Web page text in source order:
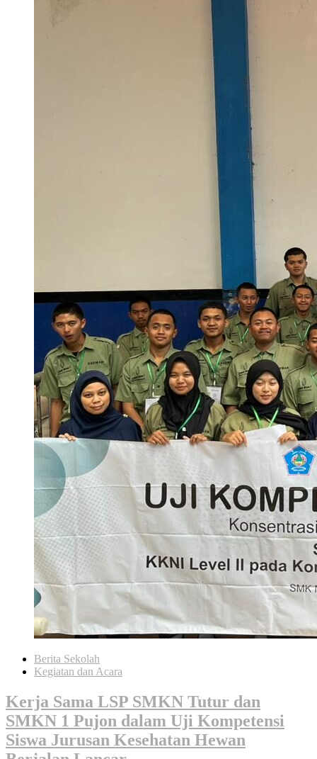
Berita Sekolah
Kegiatan dan Acara
Kerja Sama LSP SMKN Tutur dan
SMKN 1 Pujon dalam Uji Kompetensi
Siswa Jurusan Kesehatan Hewan